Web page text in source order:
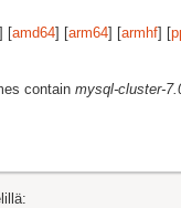
] [amd64] [arm64] [armhf] [
contain mysql-cluster-